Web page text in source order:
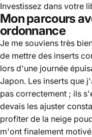
Investissez dans votre
Mon parcours
ordonnance
Je me souviens très
de mettre des inserts
lors d'une journée
Japon. Les inserts que
pas correctement ; ils
devais les ajuster
profiter de la neige
m'ont finalement